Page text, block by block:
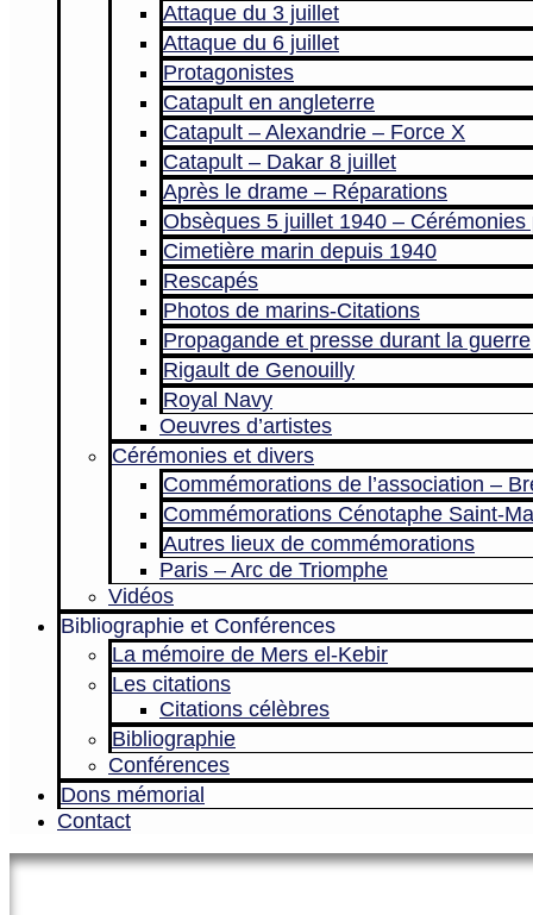
Attaque du 3 juillet
Attaque du 6 juillet
Protagonistes
Catapult en angleterre
Catapult – Alexandrie – Force X
Catapult – Dakar 8 juillet
Après le drame – Réparations
Obsèques 5 juillet 1940 –
Cimetière marin depuis 1940
Rescapés
Photos de marins-Citations
Propagande et presse durant la guerre
Rigault de Genouilly
Royal Navy
Oeuvres d’artistes
Cérémonies et divers
Commémorations de l’association –
Commémorations Cénotaphe Saint-
Autres lieux de commémorations
Paris – Arc de Triomphe
Vidéos
Bibliographie et Conférences
La mémoire de Mers el-Kebir
Les citations
Citations célèbres
Bibliographie
Conférences
Dons mémorial
Contact